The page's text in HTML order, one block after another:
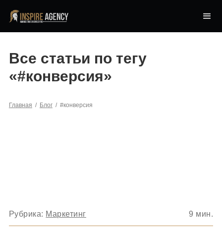
Все статьи по тегу
«#конверсия»
Главная / Блог / #конверсия
Рубрика: Маркетинг 9 мин.